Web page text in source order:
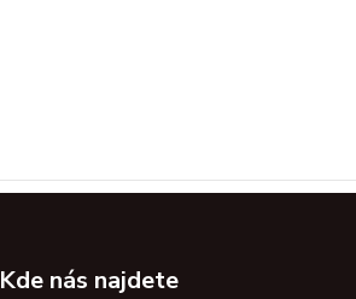
Kde nás najdete